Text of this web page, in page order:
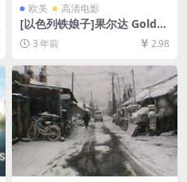
欧美 高清电影
[以色列铁娘子]果尔达 Golda
(2023)[百度网盘+夸克网盘10
80P超清未删减资源][网盘在
线播放/下载][MP4/5.7GB][中
英字幕]
3 年前 2.98